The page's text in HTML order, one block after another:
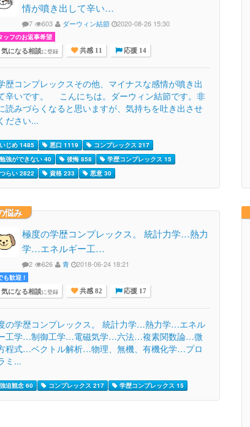
情が噴き出して辛い…
7 603 ダーウィン結節 2020-08-26 15:30
ッフのお返事希望
気になる相談に登録 共感 11 応援 14
コンプレックスその他、マイナスな感情が噴き出
辛いです。 こんにちは。ダーウィン結節です。非
読みづらくなると思いますが、気持ちを吐き出させ
ださい...
じめ 1485 悪口 1119
コンプレックス 217
強ができない 40
後悔 858
学歴コンプレックス 15
らい 2822
資格 233 悪意 30
悩み
極度の学歴コンプレックス。 統計力学…熱力
学…エネルギー工…
2 626 青 2018-06-24 18:21
も歓迎 !
気になる相談に登録 共感 82 応援 17
の学歴コンプレックス。 統計力学…熱力学…エネル
工学…制御工学…電磁気学…六法…複素関数論…微
程式…ベクトル解析…物理、無機、有機化学…プロ
ミ...
迫観念 60 コンプレックス 217 学歴コンプレックス 15